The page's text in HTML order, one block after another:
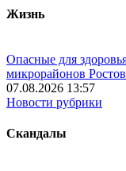
Жизнь
Опасные для
микрорайонов
07.08.2026 13:57
Новости рубрики
Скандалы